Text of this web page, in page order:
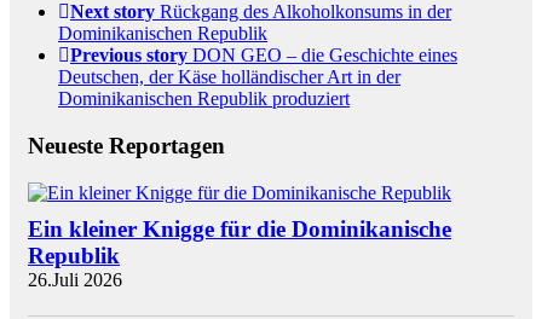
Next story Rückgang des Alkoholkonsums in der
Dominikanischen Republik
Previous story DON GEO – die Geschichte eines
Deutschen, der Käse holländischer Art in der
Dominikanischen Republik produziert
Neueste Reportagen
Ein kleiner Knigge für die Dominikanische
Republik
26.Juli 2026